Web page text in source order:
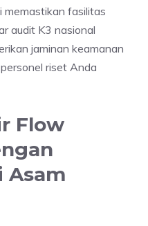
memastikan fasilitas
audit K3 nasional
jaminan keamanan
riset Anda
Flow
Asam